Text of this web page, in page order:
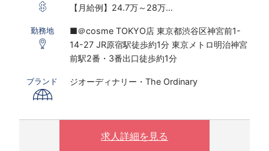
【月給例】24.7万～28万
※経験者は1,600円～
※研修期間あり
※時給は経験・スキルにより決定いたします。
※配属先は適正やスキルにより変更になる場合
〇下記の場合は、割増した時給をお支払いしま
※ 実働8時間以上は1.25倍
勤務地
■＠cosme TOKYO店 東京都渋谷区神宮前1-
14-27 JR原宿駅徒歩約1分 東京メトロ明治神宮
前駅2番・3番出口徒歩約1分
ブランド ジオーディナリー・The Ordinary
求人詳細を見る